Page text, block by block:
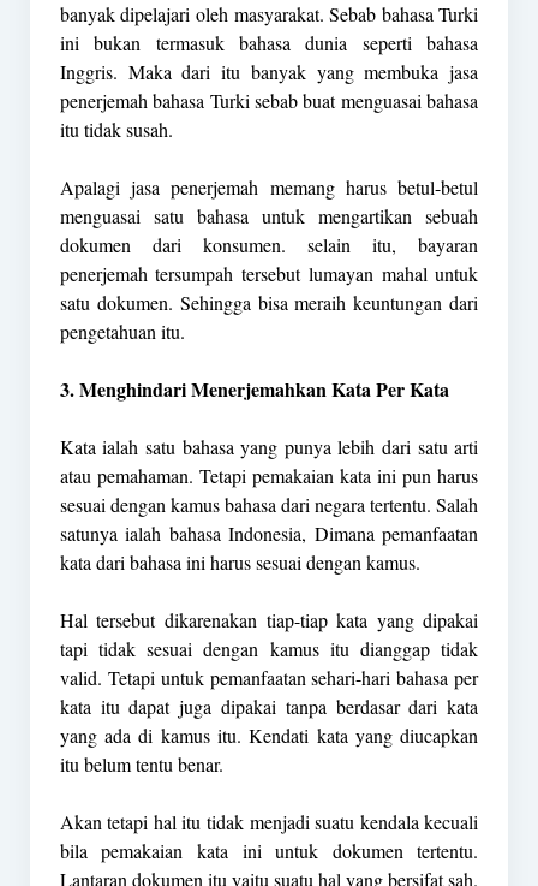
banyak dipelajari oleh masyarakat. Sebab bahasa Turki
ini bukan termasuk bahasa dunia seperti bahasa
Inggris. Maka dari itu banyak yang membuka jasa
penerjemah bahasa Turki sebab buat menguasai bahasa
itu tidak susah.
Apalagi jasa penerjemah memang harus betul-betul
menguasai satu bahasa untuk mengartikan sebuah
dokumen dari konsumen. selain itu, bayaran
penerjemah tersumpah tersebut lumayan mahal untuk
satu dokumen. Sehingga bisa meraih keuntungan dari
pengetahuan itu.
3. Menghindari Menerjemahkan Kata Per Kata
Kata ialah satu bahasa yang punya lebih dari satu arti
atau pemahaman. Tetapi pemakaian kata ini pun harus
sesuai dengan kamus bahasa dari negara tertentu. Salah
satunya ialah bahasa Indonesia, Dimana pemanfaatan
kata dari bahasa ini harus sesuai dengan kamus.
Hal tersebut dikarenakan tiap-tiap kata yang dipakai
tapi tidak sesuai dengan kamus itu dianggap tidak
valid. Tetapi untuk pemanfaatan sehari-hari bahasa per
kata itu dapat juga dipakai tanpa berdasar dari kata
yang ada di kamus itu. Kendati kata yang diucapkan
itu belum tentu benar.
Akan tetapi hal itu tidak menjadi suatu kendala kecuali
bila pemakaian kata ini untuk dokumen tertentu.
Lantaran dokumen itu yaitu suatu hal yang bersifat sah.